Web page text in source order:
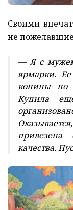
Своими
не
— Я с
ярмарки.
конины по
Купила
привезена
качества.